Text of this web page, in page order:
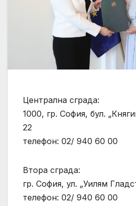
Централна сграда:
1000, гр. София, бул.
22
телефон: 02/ 940 60 00
Втора сграда:
гр. София, ул. „Уилям
телефон: 02/ 940 60 00